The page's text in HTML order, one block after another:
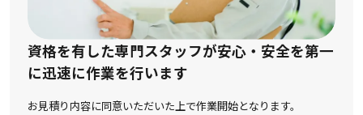
資格を有した専門スタッフが安心・安全を第一
に迅速に作業を行います
お見積り内容に同意いただいた上で作業開始となります。